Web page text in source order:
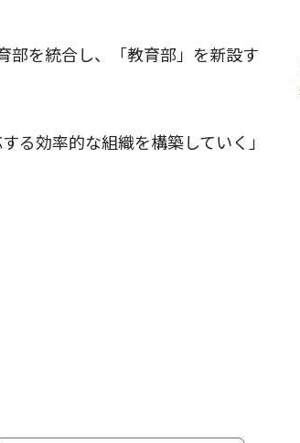
部を統合し、「教育部」を新設す
る効率的な組織を構築していく」